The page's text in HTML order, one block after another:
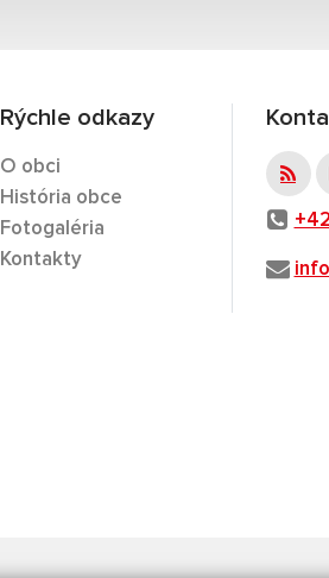
Rýchle odkazy
O obci
História obce
Fotogaléria
Kontakty